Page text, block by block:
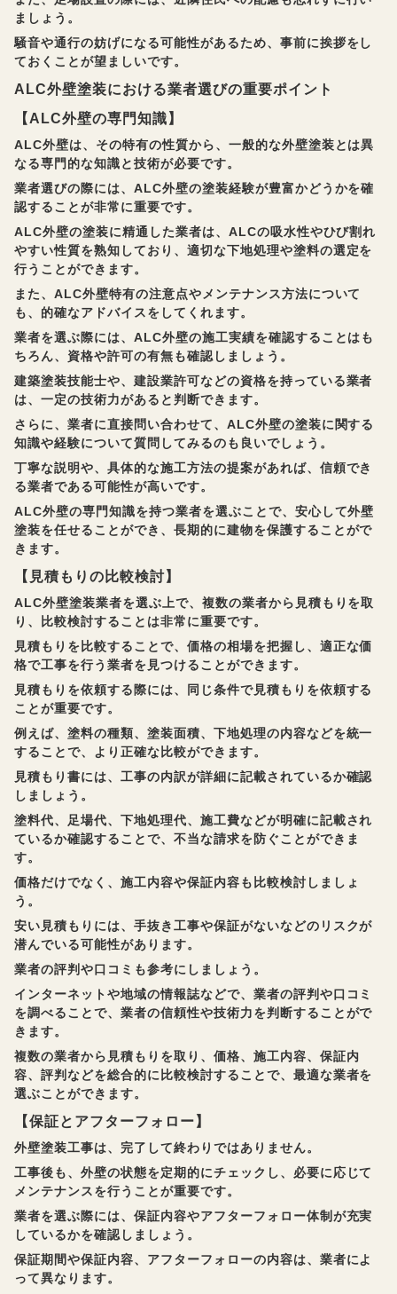
ましょう。
騒音や通行の妨げになる可能性があるため、事前に挨拶をし
ておくことが望ましいです。
ALC外壁塗装における業者選びの重要ポイント
【ALC外壁の専門知識】
ALC外壁は、その特有の性質から、一般的な外壁塗装とは異
なる専門的な知識と技術が必要です。
業者選びの際には、ALC外壁の塗装経験が豊富かどうかを確
認することが非常に重要です。
ALC外壁の塗装に精通した業者は、ALCの吸水性やひび割れ
やすい性質を熟知しており、適切な下地処理や塗料の選定を
行うことができます。
また、ALC外壁特有の注意点やメンテナンス方法について
も、的確なアドバイスをしてくれます。
業者を選ぶ際には、ALC外壁の施工実績を確認することはも
ちろん、資格や許可の有無も確認しましょう。
建築塗装技能士や、建設業許可などの資格を持っている業者
は、一定の技術力があると判断できます。
さらに、業者に直接問い合わせて、ALC外壁の塗装に関する
知識や経験について質問してみるのも良いでしょう。
丁寧な説明や、具体的な施工方法の提案があれば、信頼でき
る業者である可能性が高いです。
ALC外壁の専門知識を持つ業者を選ぶことで、安心して外壁
塗装を任せることができ、長期的に建物を保護することがで
きます。
【見積もりの比較検討】
ALC外壁塗装業者を選ぶ上で、複数の業者から見積もりを取
り、比較検討することは非常に重要です。
見積もりを比較することで、価格の相場を把握し、適正な価
格で工事を行う業者を見つけることができます。
見積もりを依頼する際には、同じ条件で見積もりを依頼する
ことが重要です。
例えば、塗料の種類、塗装面積、下地処理の内容などを統一
することで、より正確な比較ができます。
見積もり書には、工事の内訳が詳細に記載されているか確認
しましょう。
塗料代、足場代、下地処理代、施工費などが明確に記載され
ているか確認することで、不当な請求を防ぐことができま
す。
価格だけでなく、施工内容や保証内容も比較検討しましょ
う。
安い見積もりには、手抜き工事や保証がないなどのリスクが
潜んでいる可能性があります。
業者の評判や口コミも参考にしましょう。
インターネットや地域の情報誌などで、業者の評判や口コミ
を調べることで、業者の信頼性や技術力を判断することがで
きます。
複数の業者から見積もりを取り、価格、施工内容、保証内
容、評判などを総合的に比較検討することで、最適な業者を
選ぶことができます。
【保証とアフターフォロー】
外壁塗装工事は、完了して終わりではありません。
工事後も、外壁の状態を定期的にチェックし、必要に応じて
メンテナンスを行うことが重要です。
業者を選ぶ際には、保証内容やアフターフォロー体制が充実
しているかを確認しましょう。
保証期間や保証内容、アフターフォローの内容は、業者によ
って異なります。